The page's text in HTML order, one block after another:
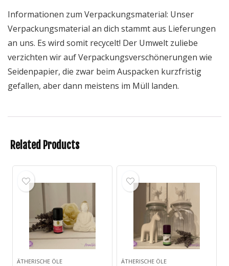
Informationen zum Verpackungsmaterial: Unser
Verpackungsmaterial an dich stammt aus Lieferungen
an uns. Es wird somit recycelt! Der Umwelt zuliebe
verzichten wir auf Verpackungsverschönerungen wie
Seidenpapier, die zwar beim Auspacken kurzfristig
gefallen, aber dann meistens im Müll landen.
Related Products
ÄTHERISCHE ÖLE ÄTHERISCHE ÖLE